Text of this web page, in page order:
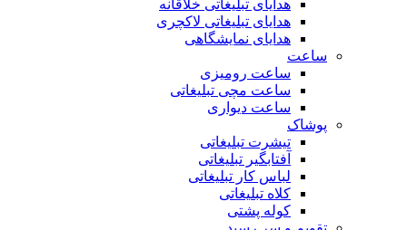
هدایای تبلیغاتی خلاقانه
هدایای تبلیغاتی لاکچری
هدایای نمایشگاهی
ساعت
ساعت رومیزی
ساعت مچی تبلیغاتی
ساعت دیواری
پوشاک
تیشرت تبلیغاتی
آفتابگیر تبلیغاتی
لباس کار تبلیغاتی
کلاه تبلیغاتی
کوله پشتی